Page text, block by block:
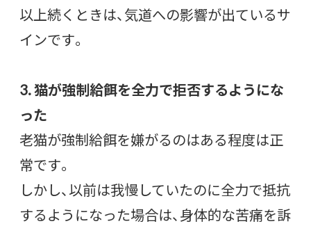
以上続くときは、気道への影響が出ているサ
インです。
3. 猫が強制給餌を全力で拒否するようにな
った
老猫が強制給餌を嫌がるのはある程度は正
常です。
しかし、以前は我慢していたのに全力で抵抗
するようになった場合は、身体的な苦痛を訴